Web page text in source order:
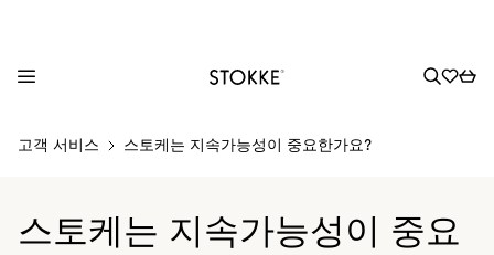
고객 서비스 스토케는 지속가능성이 중요한가요?
스토케는 지속가능성이 중요